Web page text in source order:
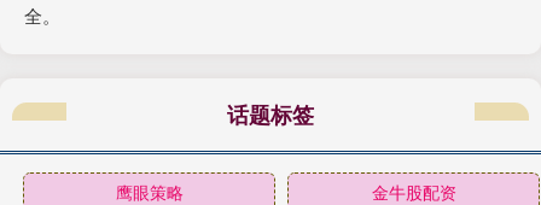
全。
话题标签
鹰眼策略 金牛股配资